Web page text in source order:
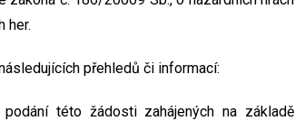
her.
přehledů či informací:
této žádosti zahájených na základě